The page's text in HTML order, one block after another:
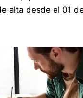
alta desde el 01